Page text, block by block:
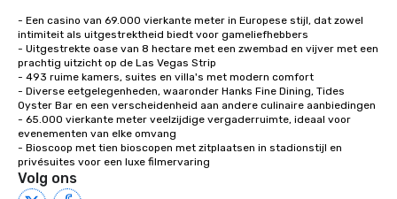
- Een casino van 69.000 vierkante meter in Europese stijl, dat zowel
intimiteit als uitgestrektheid biedt voor gameliefhebbers
- Uitgestrekte oase van 8 hectare met een zwembad en vijver met een
prachtig uitzicht op de Las Vegas Strip
- 493 ruime kamers, suites en villa's met modern comfort
- Diverse eetgelegenheden, waaronder Hanks Fine Dining, Tides
Oyster Bar en een verscheidenheid aan andere culinaire aanbiedingen
- 65.000 vierkante meter veelzijdige vergaderruimte, ideaal voor
evenementen van elke omvang
- Bioscoop met tien bioscopen met zitplaatsen in stadionstijl en
privésuites voor een luxe filmervaring
Volg ons